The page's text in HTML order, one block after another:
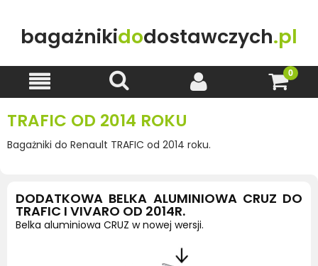
bagażnikidodostawczych.pl
TRAFIC OD 2014 ROKU
Bagażniki do Renault TRAFIC od 2014 roku.
DODATKOWA BELKA ALUMINIOWA CRUZ DO
TRAFIC I VIVARO OD 2014R.
Belka aluminiowa CRUZ w nowej wersji.